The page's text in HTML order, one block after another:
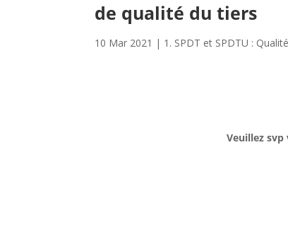
de qualité du tiers
10 Mar 2021 | 1. SPDT et SPDTU :
Veuillez